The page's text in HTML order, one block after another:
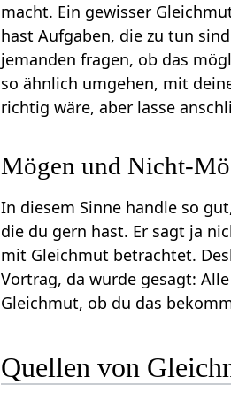
macht. Ein gewisser
hast Aufgaben, die zu tun
jemanden fragen, ob das
so ähnlich umgehen, mit
richtig wäre, aber lasse
Mögen und Nicht-
In diesem Sinne handle so
die du gern hast. Er sagt ja
mit Gleichmut betrachtet.
Vortrag, da wurde gesagt: Alle
Gleichmut, ob du das
Quellen von